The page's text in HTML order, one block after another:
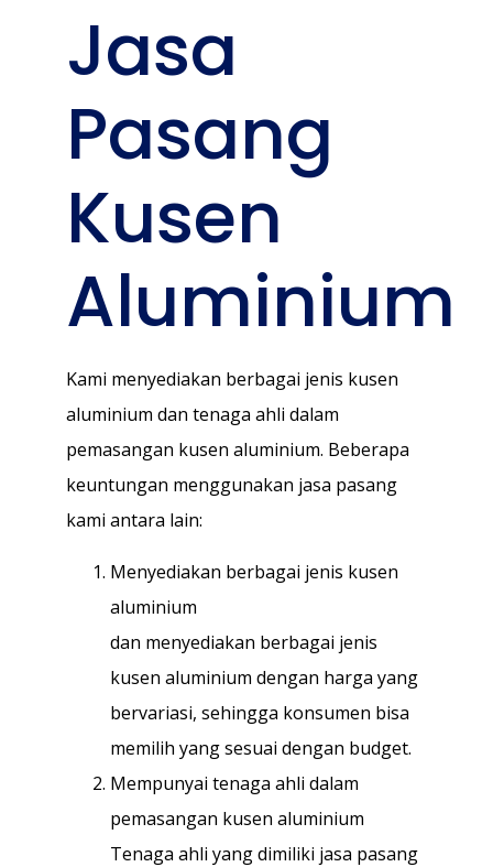
Jasa
Pasang
Kusen
Aluminium
Kami menyediakan berbagai jenis kusen
aluminium dan tenaga ahli dalam
pemasangan kusen aluminium. Beberapa
keuntungan menggunakan jasa pasang
kami antara lain:
Menyediakan berbagai jenis kusen
aluminium
dan menyediakan berbagai jenis
kusen aluminium dengan harga yang
bervariasi, sehingga konsumen bisa
memilih yang sesuai dengan budget.
Mempunyai tenaga ahli dalam
pemasangan kusen aluminium
Tenaga ahli yang dimiliki jasa pasang